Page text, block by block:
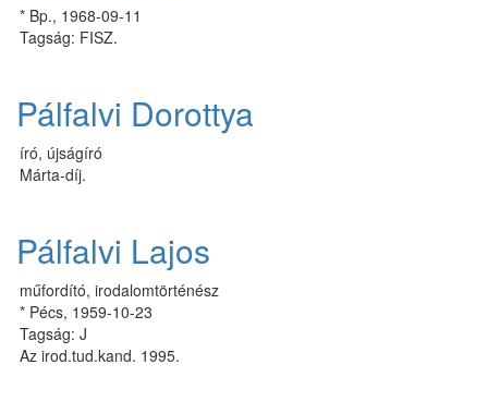
* Bp., 1968-09-11
Tagság: FISZ.
Pálfalvi Dorottya
író, újságíró
Márta-díj.
Pálfalvi Lajos
műfordító, irodalomtörténész
* Pécs, 1959-10-23
Tagság: J
Az irod.tud.kand. 1995.